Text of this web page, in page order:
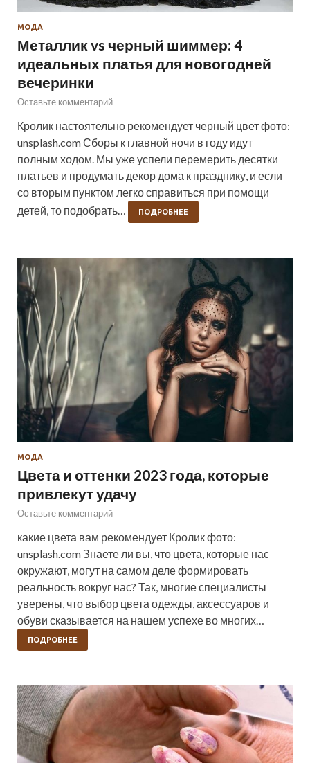
МОДА
Металлик vs черный шиммер: 4
идеальных платья для новогодней
вечеринки
Оставьте комментарий
Кролик настоятельно рекомендует черный цвет фото:
unsplash.com Сборы к главной ночи в году идут
полным ходом. Мы уже успели перемерить десятки
платьев и продумать декор дома к празднику, и если
со вторым пунктом легко справиться при помощи
детей, то подобрать…
ПОДРОБНЕЕ
МОДА
Цвета и оттенки 2023 года, которые
привлекут удачу
Оставьте комментарий
какие цвета вам рекомендует Кролик фото:
unsplash.com Знаете ли вы, что цвета, которые нас
окружают, могут на самом деле формировать
реальность вокруг нас? Так, многие специалисты
уверены, что выбор цвета одежды, аксессуаров и
обуви сказывается на нашем успехе во многих…
ПОДРОБНЕЕ